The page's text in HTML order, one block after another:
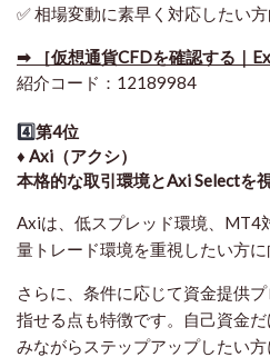
✅ 相場変動に素早く対応したい
➡ ［仮想通貨CFDを確認する｜
紹介コード：12189984
4️⃣第4位
♦️ Axi（アクシ）
本格的な取引環境とAxi Selectを
Axiは、低スプレッド環境、MT4
量トレード環境を重視したい方に
さらに、条件に応じて資金提供
指せる点も特徴です。自己資金
みながらステップアップしたい